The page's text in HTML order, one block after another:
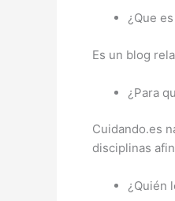
¿Que
Es un blog
¿Para
Cuidando.es
disciplinas
¿Quién